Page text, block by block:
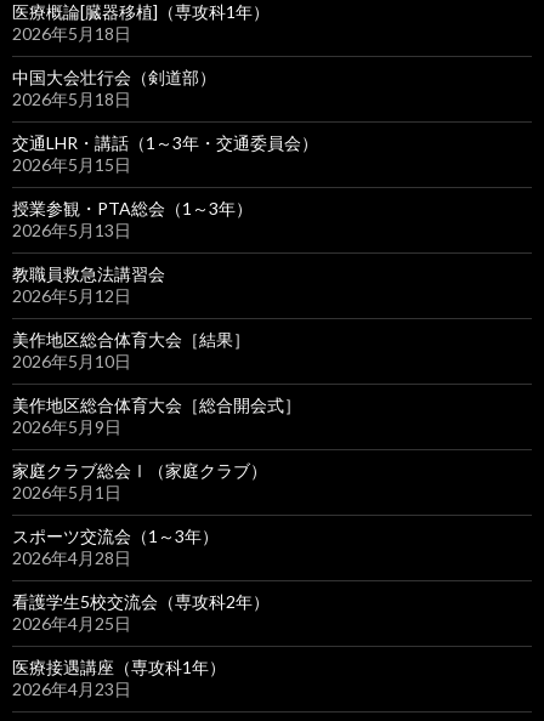
医療概論[臓器移植]（専攻科1年）
2026年5月18日
中国大会壮行会（剣道部）
2026年5月18日
交通LHR・講話（1～3年・交通委員会）
2026年5月15日
授業参観・PTA総会（1～3年）
2026年5月13日
教職員救急法講習会
2026年5月12日
美作地区総合体育大会［結果］
2026年5月10日
美作地区総合体育大会［総合開会式］
2026年5月9日
家庭クラブ総会Ⅰ（家庭クラブ）
2026年5月1日
スポーツ交流会（1～3年）
2026年4月28日
看護学生5校交流会（専攻科2年）
2026年4月25日
医療接遇講座（専攻科1年）
2026年4月23日